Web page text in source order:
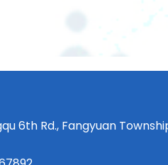
6th Rd., Fangyuan